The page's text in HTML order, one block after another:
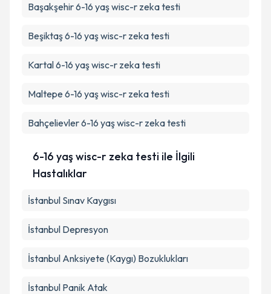
Başakşehir6-16 yaş wisc-r zeka testi
Beşiktaş6-16 yaş wisc-r zeka testi
Kartal6-16 yaş wisc-r zeka testi
Maltepe 6-16 yaş wisc-r zeka testi
Bahçelievler6-16 yaş wisc-r zeka testi
6-16 yaş wisc-r zeka testi ile İlgili
Hastalıklar
İstanbul Sınav Kaygısı
İstanbul Depresyon
İstanbul Anksiyete (Kaygı) Bozuklukları
İstanbul Panik Atak